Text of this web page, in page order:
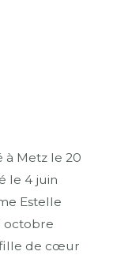
à Metz le 20
le 4 juin
Estelle
octobre
fille de cœur